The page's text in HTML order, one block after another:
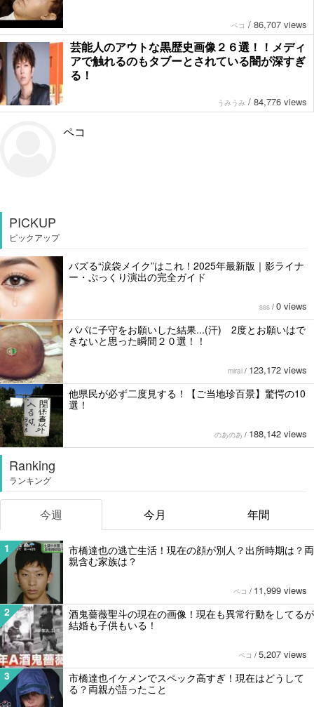
ペコ / 86,707 views
芸能人のアウトな黒歴史画像２６選！！メディ
アで触れるのもタブーとされている闇が深すぎ
る！
うみうみ / 84,776 views
ペコ
PICKUP
ピックアップ
バズる“涙袋メイク”はこれ！2025年最新版｜影ライナ
ー・ぷっくり演出の完全ガイド
sss / 0 views
パパに子守をお願いした結果...(汗) 2度とお願いはで
きないと思った瞬間２０選！！
mirai / 123,172 views
他県民が必ず二度見する！【ご当地珍百景】驚愕の10
選！
のあのあ / 188,142 views
Ranking
ランキング
今週 今月 年間
1
市橋達也の逃亡生活！現在の顔が別人？出所時期は？両
親含む家族は？
ペコ / 11,999 views
2
酒鬼薔薇聖斗の現在の画像！現在も異常行動をしてるが
結婚も子供もいる！
ペコ / 5,207 views
3
市橋達也イケメンでスペック高すぎ！現在はどうして
る？両親が語ったこと